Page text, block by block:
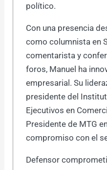
político.
Con una presencia
como columnista en
comentarista y
foros, Manuel ha
empresarial. Su
presidente del
Ejecutivos en
Presidente de MTG
compromiso con el
Defensor